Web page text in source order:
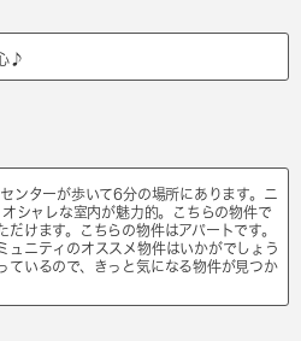
♪
ンターが歩いて6分の場所にあります。ニ
シャレな室内が魅力的。こちらの物件で
けます。こちらの物件はアパートです。
ニティのオススメ物件はいかがでしょう
ているので、きっと気になる物件が見つか